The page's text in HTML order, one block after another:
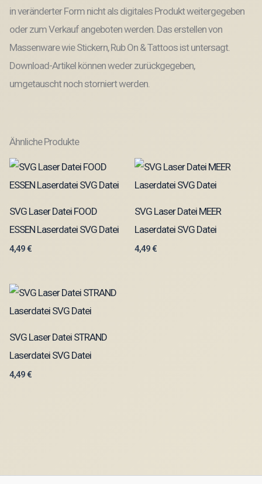
in veränderter Form nicht als digitales Produkt weitergegeben
oder zum Verkauf angeboten werden. Das erstellen von
Massenware wie Stickern, Rub On & Tattoos ist untersagt.
Download-Artikel können weder zurückgegeben,
umgetauscht noch storniert werden.
Ähnliche Produkte
SVG Laser Datei FOOD
ESSEN Laserdatei SVG Datei
4,49€
SVG Laser Datei MEER
Laserdatei SVG Datei
4,49€
SVG Laser Datei STRAND
Laserdatei SVG Datei
4,49€